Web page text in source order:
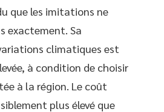
que les imitations ne
exactement. Sa
climatiques est
à condition de choisir
à la région. Le coût
plus élevé que